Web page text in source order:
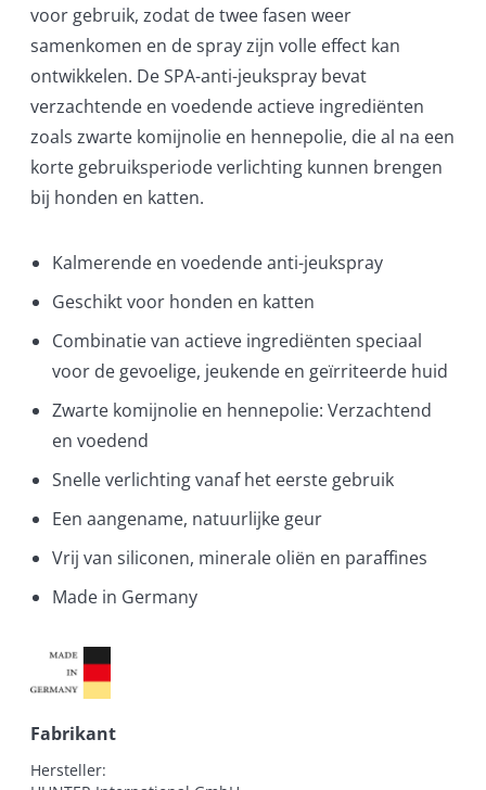
voor gebruik, zodat de twee fasen weer
samenkomen en de spray zijn volle effect kan
ontwikkelen. De SPA-anti-jeukspray bevat
verzachtende en voedende actieve ingrediënten
zoals zwarte komijnolie en hennepolie, die al na een
korte gebruiksperiode verlichting kunnen brengen
bij honden en katten.
Kalmerende en voedende anti-jeukspray
Geschikt voor honden en katten
Combinatie van actieve ingrediënten speciaal
voor de gevoelige, jeukende en geïrriteerde huid
Zwarte komijnolie en hennepolie: Verzachtend
en voedend
Snelle verlichting vanaf het eerste gebruik
Een aangename, natuurlijke geur
Vrij van siliconen, minerale oliën en paraffines
Made in Germany
Fabrikant
Hersteller: